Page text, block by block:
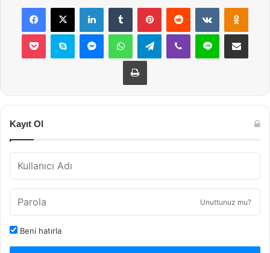
Facebook
X LinkedInTumblr PinterestReddit VKontakte
Pocket Skype MessengerWhatsAppTelegramViber Line E-Posta ile
Yazdır
Kayıt Ol
Unuttunuz mu?
Beni hatırla